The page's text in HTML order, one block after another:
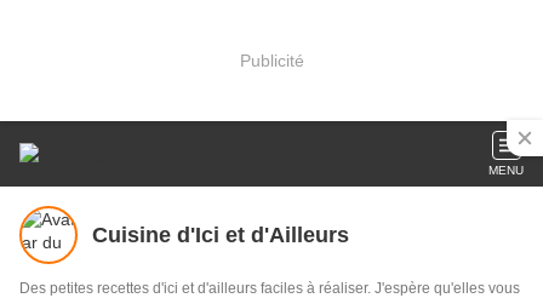
Publicité
MENU
Cuisine d'Ici et d'Ailleurs
Des petites recettes d'ici et d'ailleurs faciles à réaliser. J'espère qu'elles vous